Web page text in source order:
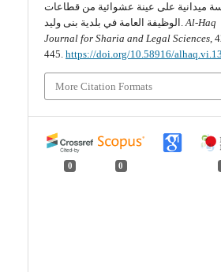
ميدانية على عينة عشوائية من قطاعات
الوظيفة العامة في بلدية بنى وليد.Al-Haq
Journal for Sharia and Legal Sciences,
445.https://doi.org/10.58916/
More Citation Formats
0 0